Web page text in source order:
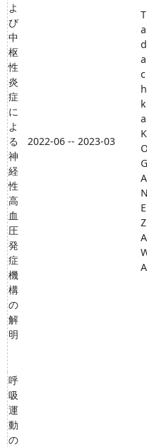
よ
び
中
枢
性
炎
症
に
よ
る
神
経
性
高
血
圧
発
症
機
構
の
解
明
2022-06 -- 2023-03
T
a
d
a
c
k
a
K
G
A
E
Z
A
A
呼
吸
運
動
の